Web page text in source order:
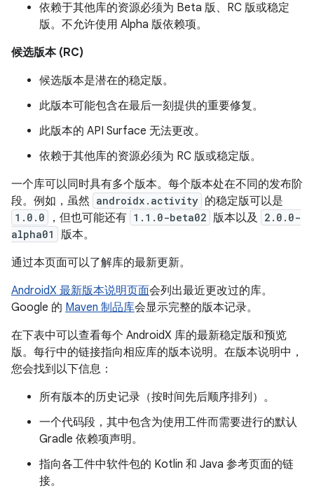
依赖于其他库的资源必须为 Beta 版、RC 版或稳定
版。不允许使用 Alpha 版依赖项。
候选版本 (RC)
候选版本是潜在的稳定版。
此版本可能包含在最后一刻提供的重要修复。
此版本的 API Surface 无法更改。
依赖于其他库的资源必须为 RC 版或稳定版。
一个库可以同时具有多个版本。每个版本处在不同的发布阶
段。例如，虽然 androidx.activity 的稳定版可以是
1.0.0 ，但也可能还有 1.1.0-beta02 版本以及 2.0.0-
alpha01
版本。
通过本页面可以了解库的最新更新。
AndroidX 最新版本说明页面会列出最近更改过的库。
Google 的 Maven 制品库会显示完整的版本记录。
在下表中可以查看每个 AndroidX 库的最新稳定版和预览
版。每行中的链接指向相应库的版本说明。在版本说明中，
您会找到以下信息：
所有版本的历史记录（按时间先后顺序排列）。
一个代码段，其中包含为使用工件而需要进行的默认
Gradle 依赖项声明。
指向各工件中软件包的 Kotlin 和 Java 参考页面的链
接。